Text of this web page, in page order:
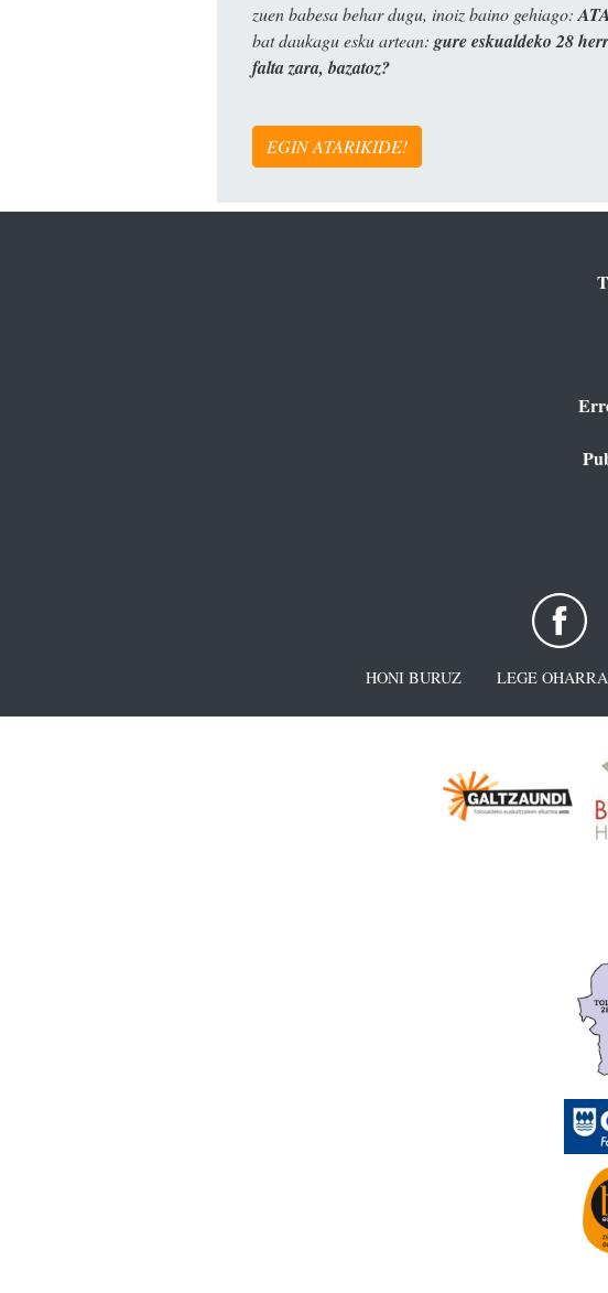
zuen babesa behar dugu, inoiz baino gehiago:
bat daukagu esku artean: gure eskualdeko 28
falta zara, bazatoz?
EGIN ATARIKIDE!
HONI BURUZ LEGE OHARRA